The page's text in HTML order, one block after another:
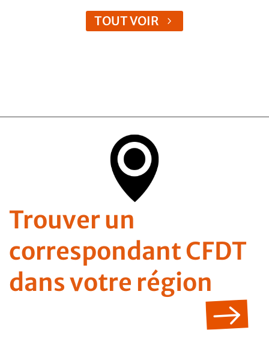
TOUT VOIR
Trouver un
correspondant CFDT
dans votre région